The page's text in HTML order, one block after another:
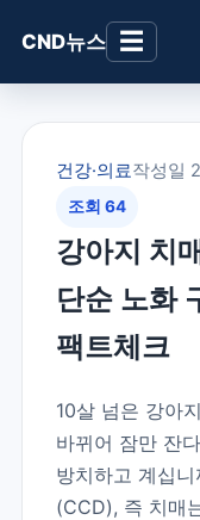
CND뉴스 ☰
건강·의료작성일
조회 64
강아지 치
단순 노화
팩트체크
10살 넘은 강아
바뀌어 잠만 잔
방치하고 계십
(CCD), 즉 치매